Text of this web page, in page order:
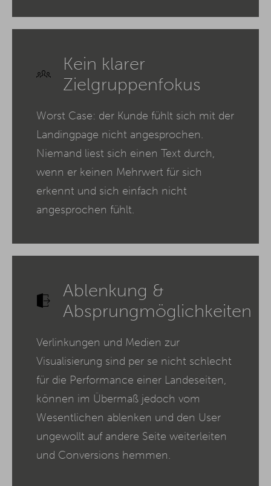
Kein klarer
Zielgruppenfokus
Worst Case: der Kunde fühlt sich mit der
Landingpage nicht angesprochen.
Niemand liest sich einen Text durch,
wenn er keinen Mehrwert für sich
erkennt und sich einfach nicht
angesprochen fühlt.
Ablenkung &
Absprungmöglichkeiten
Verlinkungen und Medien zur
Visualisierung sind per se nicht schlecht
für die Performance einer Landeseiten,
können im Übermaß jedoch vom
Wesentlichen ablenken und den User
ungewollt auf andere Seite weiterleiten
und Conversions hemmen.